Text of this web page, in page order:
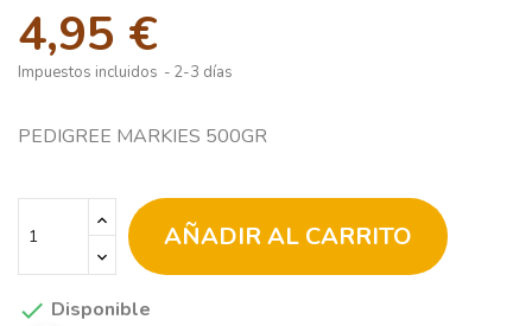
4,95 €
Impuestos incluidos 2-3 días
PEDIGREE MARKIES 500GR
AÑADIR AL CARRITO
 Disponible